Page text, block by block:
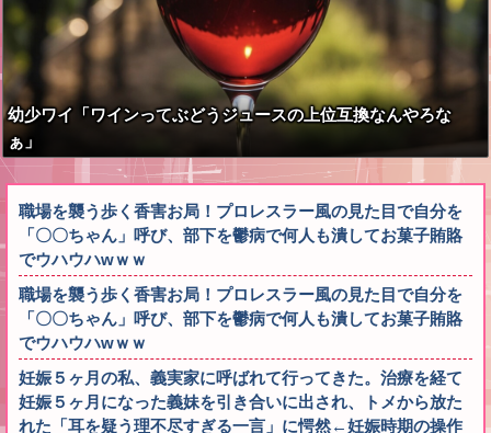
幼少ワイ「ワインってぶどうジュースの上位互換なんやろな
ぁ」
職場を襲う歩く香害お局！プロレスラー風の見た目で自分を
「〇〇ちゃん」呼び、部下を鬱病で何人も潰してお菓子賄賂
でウハウハwｗｗ
職場を襲う歩く香害お局！プロレスラー風の見た目で自分を
「〇〇ちゃん」呼び、部下を鬱病で何人も潰してお菓子賄賂
でウハウハwｗｗ
妊娠５ヶ月の私、義実家に呼ばれて行ってきた。治療を経て
妊娠５ヶ月になった義妹を引き合いに出され、トメから放た
れた「耳を疑う理不尽すぎる一言」に愕然←妊娠時期の操作